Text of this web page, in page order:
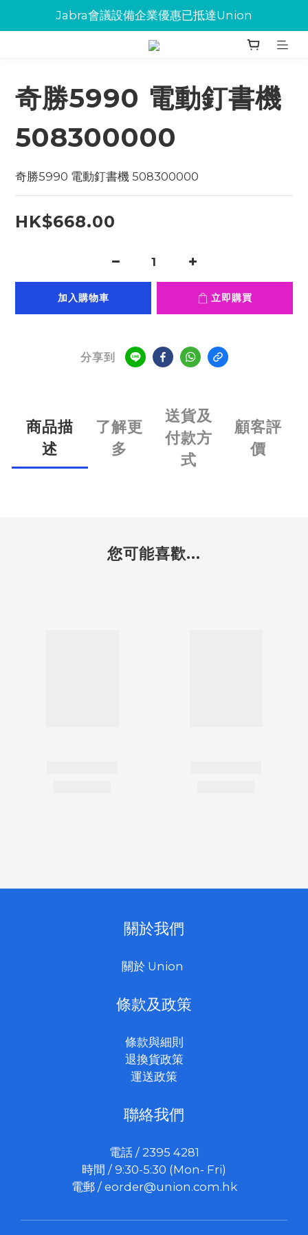
Jabra會議設備企業優惠已抵達Union
Jabra會議設備企業優惠已抵達Union
環保碳粉歡迎大量下單
奇勝5990 電動釘書機
508300000
奇勝5990 電動釘書機 508300000
HK$668.00
加入購物車 立即購買
分享到
商品描
述
了解更
多
送貨及
付款方
式
顧客評
價
您可能喜歡...
關於我們
關於 Union
條款及政策
條款與細則
退換貨政策
運送政策
聯絡我們
電話 / 2395 4281
時間 / 9:30-5:30 (Mon- Fri)
電郵 / eorder@union.com.hk